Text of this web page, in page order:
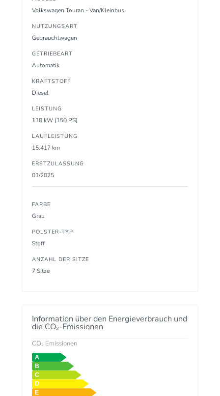
Volkswagen Touran - Van/Kleinbus
NUTZUNGSART
Gebrauchtwagen
GETRIEBEART
Automatik
KRAFTSTOFF
Diesel
LEISTUNG
110 kW (150 PS)
LAUFLEISTUNG
15.417 km
ERSTZULASSUNG
01/2025
FARBE
Grau
POLSTER-TYP
Stoff
ANZAHL DER SITZE
7 Sitze
Information über den Energieverbrauch und
die CO₂-Emissionen
CO₂ Emissionen